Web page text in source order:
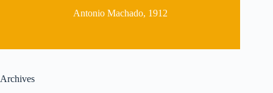
Antonio Machado, 1912
Archives